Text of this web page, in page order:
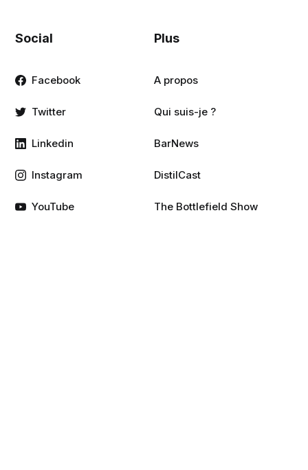
Social
Facebook
Twitter
Linkedin
Instagram
YouTube
Plus
A propos
Qui suis-je ?
BarNews
DistilCast
The Bottlefield Show